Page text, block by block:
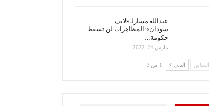
عبدالله مسارلـ«لايف
سودان»:المظاهرات لن تسقط
حكومة…
مارس 24, 2022
السابق التالي 1 من 3